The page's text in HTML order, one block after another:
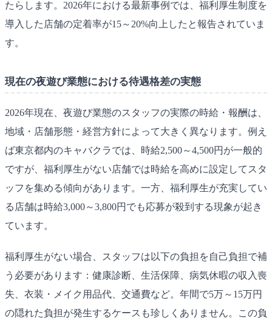
たらします。2026年における最新事例では、福利厚生制度を
導入した店舗の定着率が15～20%向上したと報告されていま
す。
現在の夜遊び業態における待遇格差の実態
2026年現在、夜遊び業態のスタッフの実際の時給・報酬は、
地域・店舗形態・経営方針によって大きく異なります。例え
ば東京都内のキャバクラでは、時給2,500～4,500円が一般的
ですが、福利厚生がない店舗では時給を高めに設定してスタ
ッフを集める傾向があります。一方、福利厚生が充実してい
る店舗は時給3,000～3,800円でも応募が殺到する現象が起き
ています。
福利厚生がない場合、スタッフは以下の負担を自己負担で補
う必要があります：健康診断、生活保障、病気休暇の収入喪
失、衣装・メイク用品代、交通費など。年間で5万～15万円
の隠れた負担が発生するケースも珍しくありません。この負